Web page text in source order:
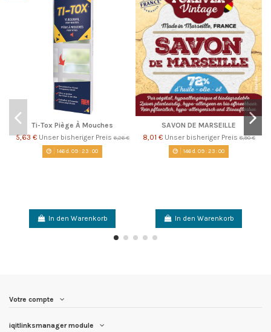
Ti-Tox Piège À Mouches
5,63 € Unser bisheriger Preis6,26 €
146d. 09:23:00
In den Warenkorb
SAVON DE MARSEILLE
8,01 € Unser bisheriger Preis8,90 €
146d. 09:23:00
In den Warenkorb
Votre compte
iqitlinksmanager module